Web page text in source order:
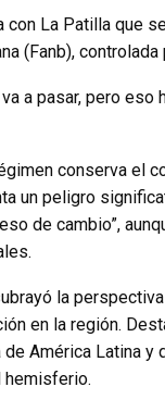
con La Patilla que
(Fanb),
a pasar, pero eso
conserva el
un peligro
de cambio”,
la
en la región.
América Latina
hemisferio.